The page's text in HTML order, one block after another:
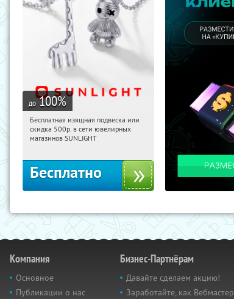
до 100%
14:05:52 Получили:
Россия
Бесплатная изящная подвеска или
скидка 500р. в сети ювелирных
магазинов SUNLIGHT
Бесплатно
Компания
Основное
Публикации о нас
Бизнес-Партнёрам
Давайте сделаем акцию!
Заработайте, как Вебмастер